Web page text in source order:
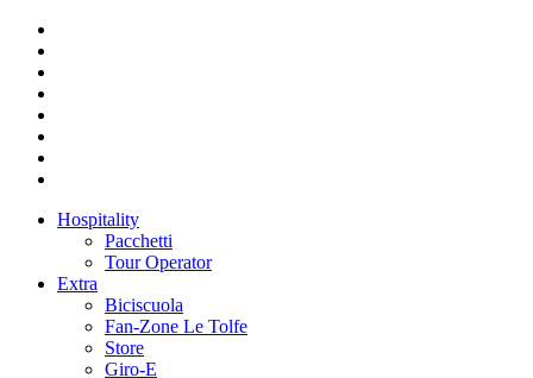
Hospitality
Pacchetti
Tour Operator
Extra
Biciscuola
Fan-Zone Le Tolfe
Store
Giro-E